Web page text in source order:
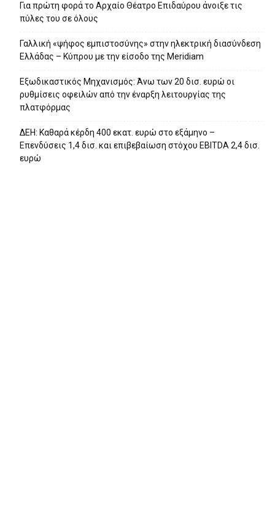
Για πρώτη φορά το Αρχαίο Θέατρο Επιδαύρου άνοιξε τις
πύλες του σε όλους
Γαλλική «ψήφος εμπιστοσύνης» στην ηλεκτρική διασύνδεση
Ελλάδας – Κύπρου με την είσοδο της Meridiam
Eξωδικαστικός Μηχανισμός: Άνω των 20 δισ. ευρώ οι
ρυθμίσεις οφειλών από την έναρξη λειτουργίας της
πλατφόρμας
ΔΕΗ: Καθαρά κέρδη 400 εκατ. ευρώ στο εξάμηνο –
Επενδύσεις 1,4 δισ. και επιβεβαίωση στόχου EBITDA 2,4 δισ.
ευρώ